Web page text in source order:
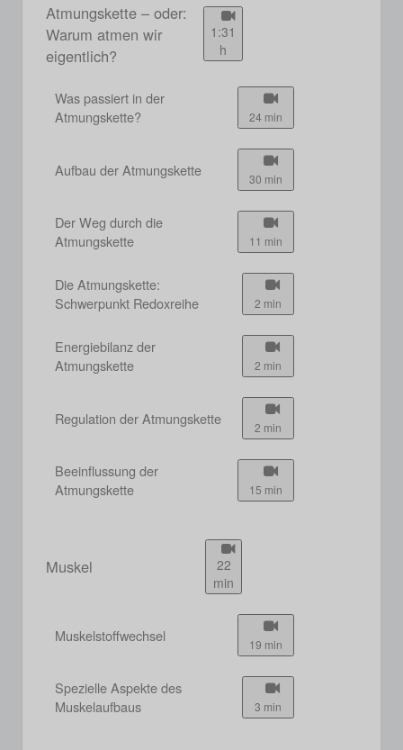
Atmungskette – oder:
Warum atmen wir
eigentlich?
1:31
h
Was passiert in der
Atmungskette?
24 min
Aufbau der Atmungskette 30 min
Der Weg durch die
Atmungskette
11 min
Die Atmungskette:
Schwerpunkt Redoxreihe
2 min
Energiebilanz der
Atmungskette
2 min
Regulation der Atmungskette 2 min
Beeinflussung der
Atmungskette
15 min
Muskel
22
min
Muskelstoffwechsel 19 min
Spezielle Aspekte des
Muskelaufbaus
3 min